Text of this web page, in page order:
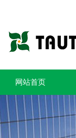
网站首页